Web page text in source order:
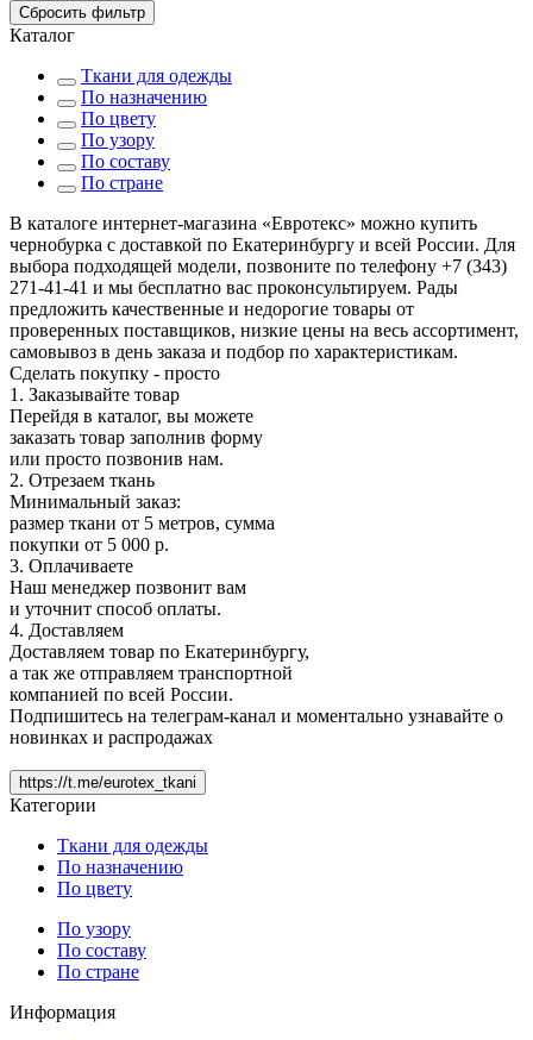
Сбросить фильтр
Каталог
Ткани для одежды
По назначению
По цвету
По узору
По составу
По стране
В каталоге интернет-магазина «Евротекс» можно купить
чернобурка с доставкой по Екатеринбургу и всей России. Для
выбора подходящей модели, позвоните по телефону +7 (343)
271-41-41 и мы бесплатно вас проконсультируем. Рады
предложить качественные и недорогие товары от
проверенных поставщиков, низкие цены на весь ассортимент,
самовывоз в день заказа и подбор по характеристикам.
Сделать покупку - просто
1. Заказывайте товар
Перейдя в каталог, вы можете
заказать товар заполнив форму
или просто позвонив нам.
2. Отрезаем ткань
Минимальный заказ:
размер ткани от 5 метров, сумма
покупки от 5 000 р.
3. Оплачиваете
Наш менеджер позвонит вам
и уточнит способ оплаты.
4. Доставляем
Доставляем товар по Екатеринбургу,
а так же отправляем транспортной
компанией по всей России.
Подпишитесь на телеграм-канал и моментально узнавайте о
новинках и распродажах
https://t.me/eurotex_tkani
Категории
Ткани для одежды
По назначению
По цвету
По узору
По составу
По стране
Информация